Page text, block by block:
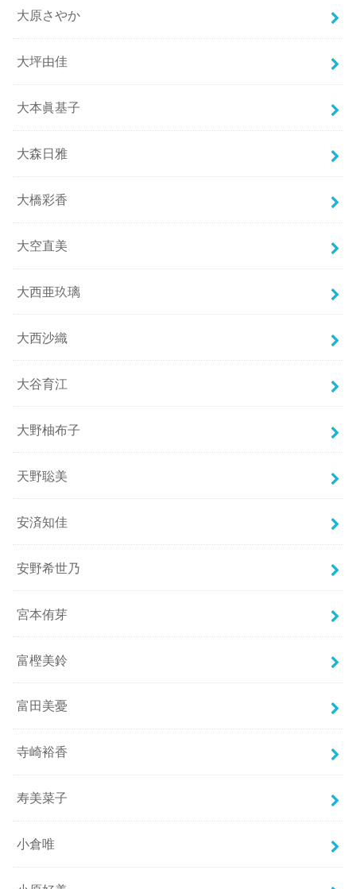
大原さやか
大坪由佳
大本眞基子
大森日雅
大橋彩香
大空直美
大西亜玖璃
大西沙織
大谷育江
大野柚布子
天野聡美
安済知佳
安野希世乃
宮本侑芽
富樫美鈴
富田美憂
寺崎裕香
寿美菜子
小倉唯